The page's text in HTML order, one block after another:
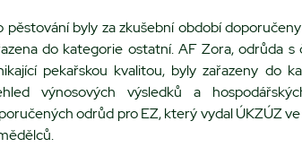
pěstování byly za zkušební období
do kategorie ostatní. AF Zora, odrůda
pekařskou kvalitou, byly zařazeny do
výnosových výsledků a
odrůd pro EZ, který vydal ÚKZÚZ